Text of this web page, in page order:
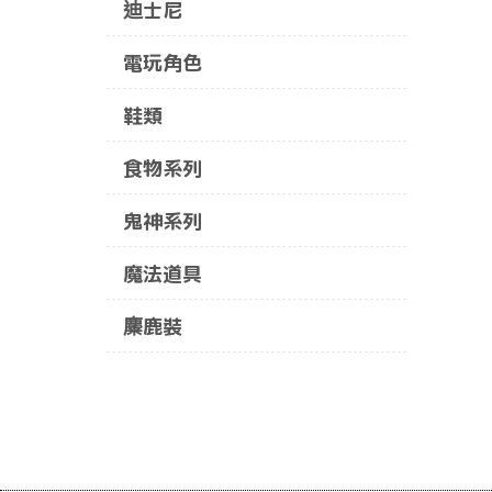
迪士尼
電玩角色
鞋類
食物系列
鬼神系列
魔法道具
麋鹿裝